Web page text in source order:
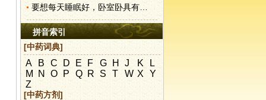
要想每天睡眠好，卧室卧具有讲究
拼音索引
[中药词典]
A B C D E F G H J K
L
M N O P Q R S T W X
Y
Z
[中药方剂]